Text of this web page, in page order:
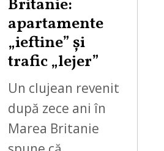
Britanie:
apartamente
„ieftine” și
trafic „lejer”
Un clujean revenit
după zece ani în
Marea Britanie